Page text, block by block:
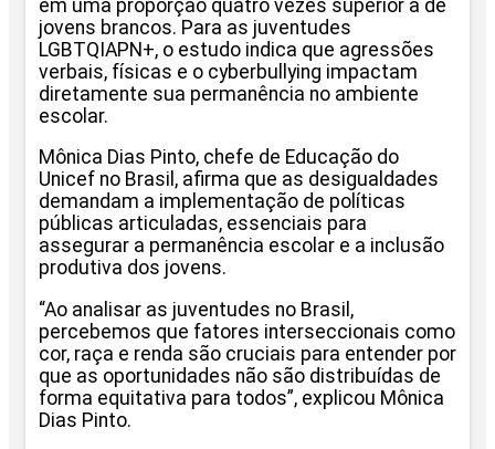
em uma proporção quatro vezes superior à de
jovens brancos. Para as juventudes
LGBTQIAPN+, o estudo indica que agressões
verbais, físicas e o cyberbullying impactam
diretamente sua permanência no ambiente
escolar.
Mônica Dias Pinto, chefe de Educação do
Unicef no Brasil, afirma que as desigualdades
demandam a implementação de políticas
públicas articuladas, essenciais para
assegurar a permanência escolar e a inclusão
produtiva dos jovens.
“Ao analisar as juventudes no Brasil,
percebemos que fatores interseccionais como
cor, raça e renda são cruciais para entender por
que as oportunidades não são distribuídas de
forma equitativa para todos”, explicou Mônica
Dias Pinto.